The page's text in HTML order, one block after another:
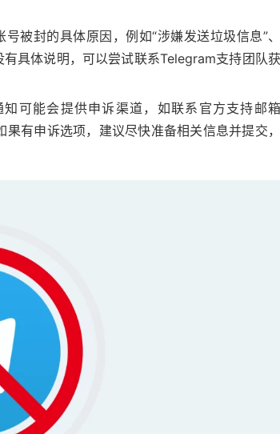
被封的具体原因，例如“涉嫌发送垃圾信息”、
具体说明，可以尝试联系Telegram支持团队获
可能会提供申诉渠道，如联系官方支持邮箱
有申诉选项，建议尽快准备相关信息并提交，